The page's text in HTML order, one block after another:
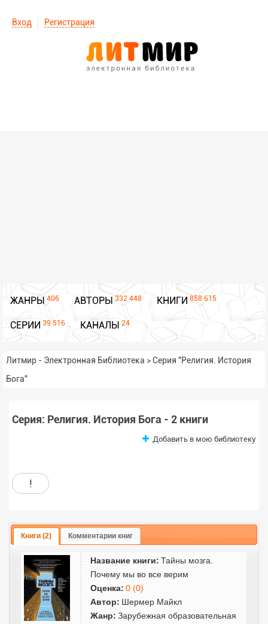
Вход Регистрация
ЖАНРЫ 406 АВТОРЫ 332 448 КНИГИ 858 615
СЕРИИ 39 516 КАНАЛЫ 24
Литмир - Электронная Библиотека >Серия "Религия. История
Бога"
Серия: Религия. История Бога - 2 книги
Добавить в мою библиотеку
!
Книги (2) Комментарии книг
Название книги: Тайны мозга.
Почему мы во все верим
Оценка: 0 (0)
Автор: Шермер Майкл
Жанр: Зарубежная образовательная